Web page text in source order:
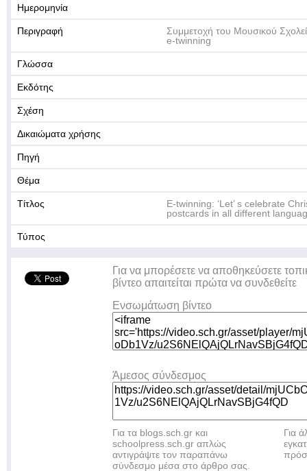
Ημερομηνία
Περιγραφή
Συμμετοχή του Μουσικού
e-twinning
Γλώσσα
Εκδότης
Σχέση
Δικαιώματα χρήσης
Πηγή
Θέμα
Τίτλος
E-twinning: ‘Let’ s celebrate
postcards in all different
Τύπος
Για να μπορέσετε να αποθηκεύσετε
βίντεο απαιτείται πρώτα να συνδεθείτε
Ενσωμάτωση βίντεο
Άμεσος σύνδεσμος
Για τα blogs.sch.gr και
schoolpress.sch.gr απλώς
αντιγράψτε τον παραπάνω
σύνδεσμο μέσα στο άρθρο σας.
Για